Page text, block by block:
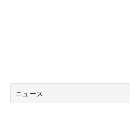
ニュース